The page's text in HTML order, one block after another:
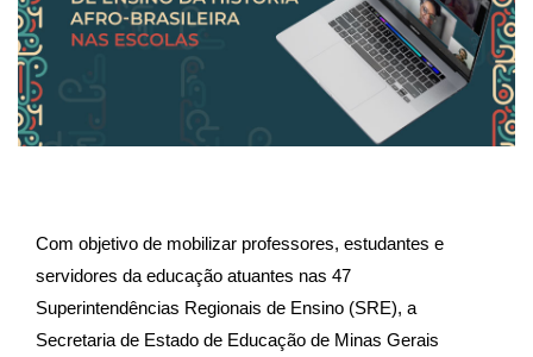
Com objetivo de mobilizar professores, estudantes e
servidores da educação atuantes nas 47
Superintendências Regionais de Ensino (SRE), a
Secretaria de Estado de Educação de Minas Gerais